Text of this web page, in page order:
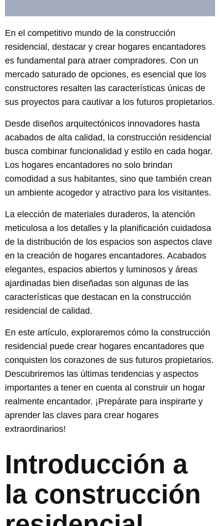
En el competitivo mundo de la construcción
residencial, destacar y crear hogares encantadores
es fundamental para atraer compradores. Con un
mercado saturado de opciones, es esencial que los
constructores resalten las características únicas de
sus proyectos para cautivar a los futuros propietarios.
Desde diseños arquitectónicos innovadores hasta
acabados de alta calidad, la construcción residencial
busca combinar funcionalidad y estilo en cada hogar.
Los hogares encantadores no solo brindan
comodidad a sus habitantes, sino que también crean
un ambiente acogedor y atractivo para los visitantes.
La elección de materiales duraderos, la atención
meticulosa a los detalles y la planificación cuidadosa
de la distribución de los espacios son aspectos clave
en la creación de hogares encantadores. Acabados
elegantes, espacios abiertos y luminosos y áreas
ajardinadas bien diseñadas son algunas de las
características que destacan en la construcción
residencial de calidad.
En este artículo, exploraremos cómo la construcción
residencial puede crear hogares encantadores que
conquisten los corazones de sus futuros propietarios.
Descubriremos las últimas tendencias y aspectos
importantes a tener en cuenta al construir un hogar
realmente encantador. ¡Prepárate para inspirarte y
aprender las claves para crear hogares
extraordinarios!
Introducción a
la construcción